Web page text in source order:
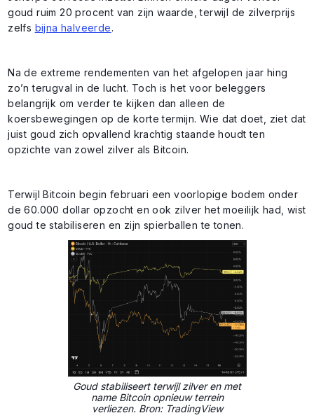
goud ruim 20 procent van zijn waarde, terwijl de zilverprijs
zelfs bijna halveerde.
Na de extreme rendementen van het afgelopen jaar hing
zo’n terugval in de lucht. Toch is het voor beleggers
belangrijk om verder te kijken dan alleen de
koersbewegingen op de korte termijn. Wie dat doet, ziet dat
juist goud zich opvallend krachtig staande houdt ten
opzichte van zowel zilver als Bitcoin.
Terwijl Bitcoin begin februari een voorlopige bodem onder
de 60.000 dollar opzocht en ook zilver het moeilijk had, wist
goud te stabiliseren en zijn spierballen te tonen.
Goud stabiliseert terwijl zilver en met
name Bitcoin opnieuw terrein
verliezen. Bron: TradingView